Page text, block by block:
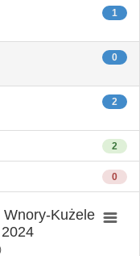
1
0
2
2
0
Kużele